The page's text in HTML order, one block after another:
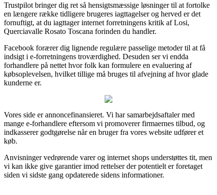
Trustpilot bringer dig ret så hensigtsmæssige løsninger til at fortolke
en længere række tidligere brugeres iagttagelser og herved er det
fornuftigt, at du iagttager internet forretningens kritik af Losi,
Querciavalle Rosato Toscana forinden du handler.
Facebook forærer dig lignende regulære passelige metoder til at få
indsigt i e-forretningens troværdighed. Desuden ser vi endda
forhandlere på nettet hvor folk kan formulere en evaluering af
købsoplevelsen, hvilket tillige må bruges til afvejning af hvor glade
kunderne er.
Vores side er annoncefinansieret. Vi har samarbejdsaftaler med
mange e-forhandlere eftersom vi promoverer firmaernes tilbud, og
indkasserer godtgørelse når en bruger fra vores website udfører et
køb.
Anvisninger vedrørende varer og internet shops understøttes tit, men
vi kan ikke give garantier imod rettelser der potentielt er foretaget
siden vi sidste gang opdaterede sidens informationer.